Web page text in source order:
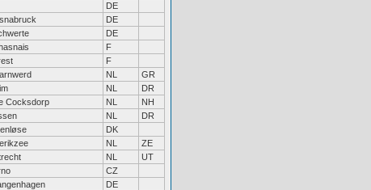
DE
DE
DE
F
F
NL
GR
NL
DR
Cocksdorp NL
NH
NL
DR
DK
NL
ZE
NL
UT
CZ
DE